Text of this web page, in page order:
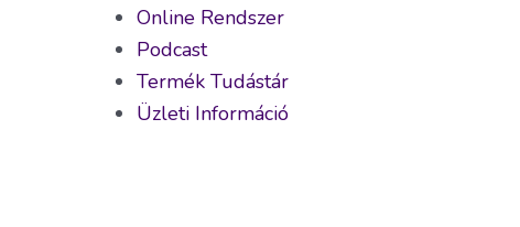
Online Rendszer
Podcast
Termék Tudástár
Üzleti Információ